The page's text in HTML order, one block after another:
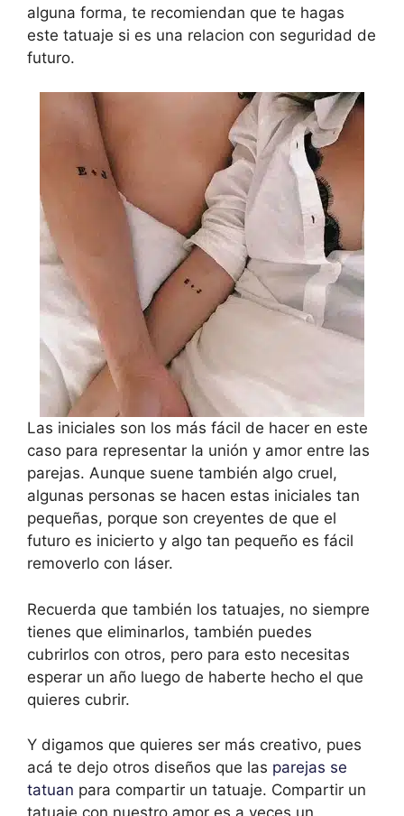
alguna forma, te recomiendan que te hagas
este tatuaje si es una relacion con seguridad de
futuro.
Las iniciales son los más fácil de hacer en este
caso para representar la unión y amor entre las
parejas. Aunque suene también algo cruel,
algunas personas se hacen estas iniciales tan
pequeñas, porque son creyentes de que el
futuro es inicierto y algo tan pequeño es fácil
removerlo con láser.
Recuerda que también los tatuajes, no siempre
tienes que eliminarlos, también puedes
cubrirlos con otros, pero para esto necesitas
esperar un año luego de haberte hecho el que
quieres cubrir.
Y digamos que quieres ser más creativo, pues
acá te dejo otros diseños que las parejas se
tatuan para compartir un tatuaje. Compartir un